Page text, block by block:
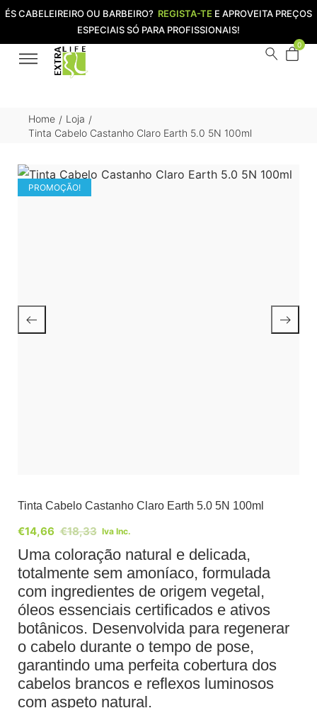
ÉS CABELEIREIRO OU BARBEIRO? REGISTA-TE E APROVEITA PREÇOS
ESPECIAIS SÓ PARA PROFISSIONAIS!
0
Home / Loja /
Tinta Cabelo Castanho Claro Earth 5.0 5N 100ml
PROMOÇÃO!
Tinta Cabelo Castanho Claro Earth 5.0 5N 100ml
€18,33
€14,66 Iva Inc.
Uma coloração natural e delicada,
totalmente sem amoníaco, formulada
com ingredientes de origem vegetal,
óleos essenciais certificados e ativos
botânicos. Desenvolvida para regenerar
o cabelo durante o tempo de pose,
garantindo uma perfeita cobertura dos
cabelos brancos e reflexos luminosos
com aspeto natural.